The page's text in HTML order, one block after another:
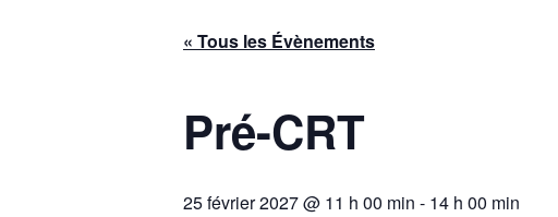
« Tous les Évènements
Pré-CRT
25 février 2027 @ 11 h 00 min - 14 h 00 min